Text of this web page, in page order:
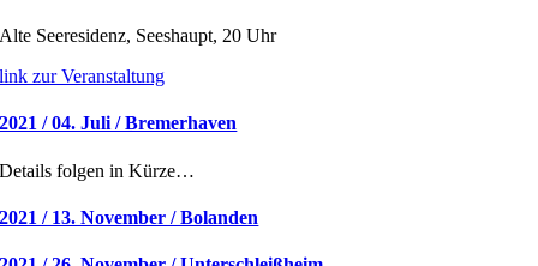
Alte Seeresidenz, Seeshaupt, 20 Uhr
link zur Veranstaltung
2021 / 04. Juli / Bremerhaven
Details folgen in Kürze…
2021 / 13. November / Bolanden